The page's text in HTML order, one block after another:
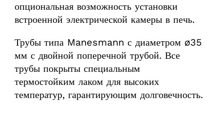
опциональная возможность установки
встроенной электрической камеры в печь.
Трубы типа Manesmann с диаметром ø35
мм с двойной поперечной трубой. Все
трубы покрыты специальным
термостойким лаком для высоких
температур, гарантирующим долговечность.